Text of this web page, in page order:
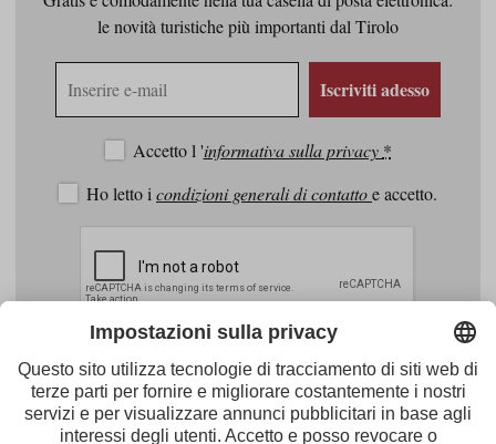
le novità turistiche più importanti dal Tirolo
Iscriviti adesso
Accetto l 'informativa sulla privacy *
Ho letto i condizioni generali di contattoe accetto.
FacebookYoutubeInstagramPinterestFeed